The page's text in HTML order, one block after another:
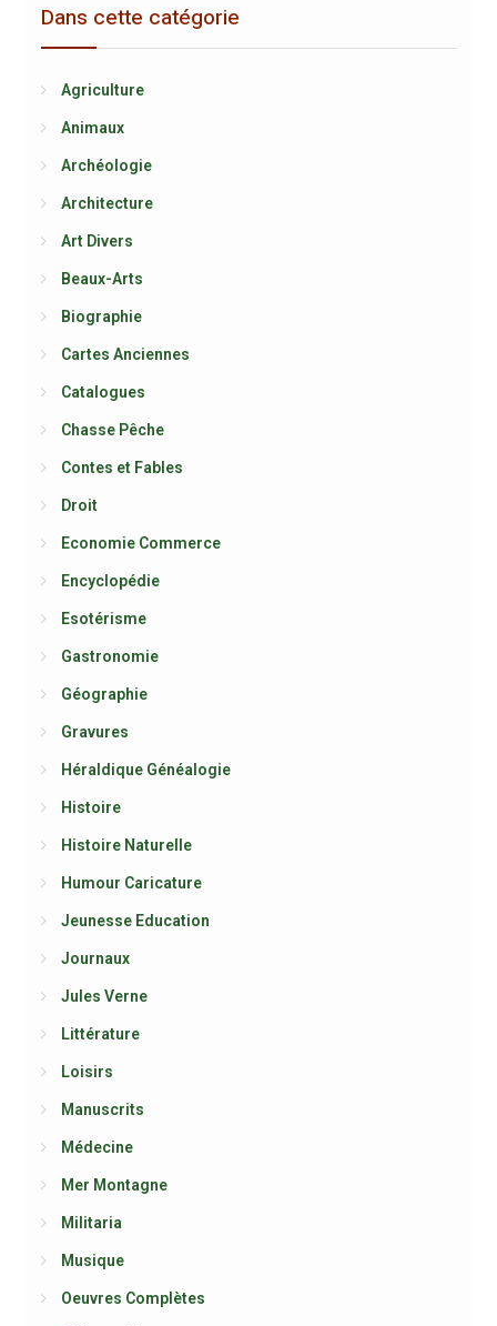
Dans cette catégorie
Agriculture
Animaux
Archéologie
Architecture
Art Divers
Beaux-Arts
Biographie
Cartes Anciennes
Catalogues
Chasse Pêche
Contes et Fables
Droit
Economie Commerce
Encyclopédie
Esotérisme
Gastronomie
Géographie
Gravures
Héraldique Généalogie
Histoire
Histoire Naturelle
Humour Caricature
Jeunesse Education
Journaux
Jules Verne
Littérature
Loisirs
Manuscrits
Médecine
Mer Montagne
Militaria
Musique
Oeuvres Complètes